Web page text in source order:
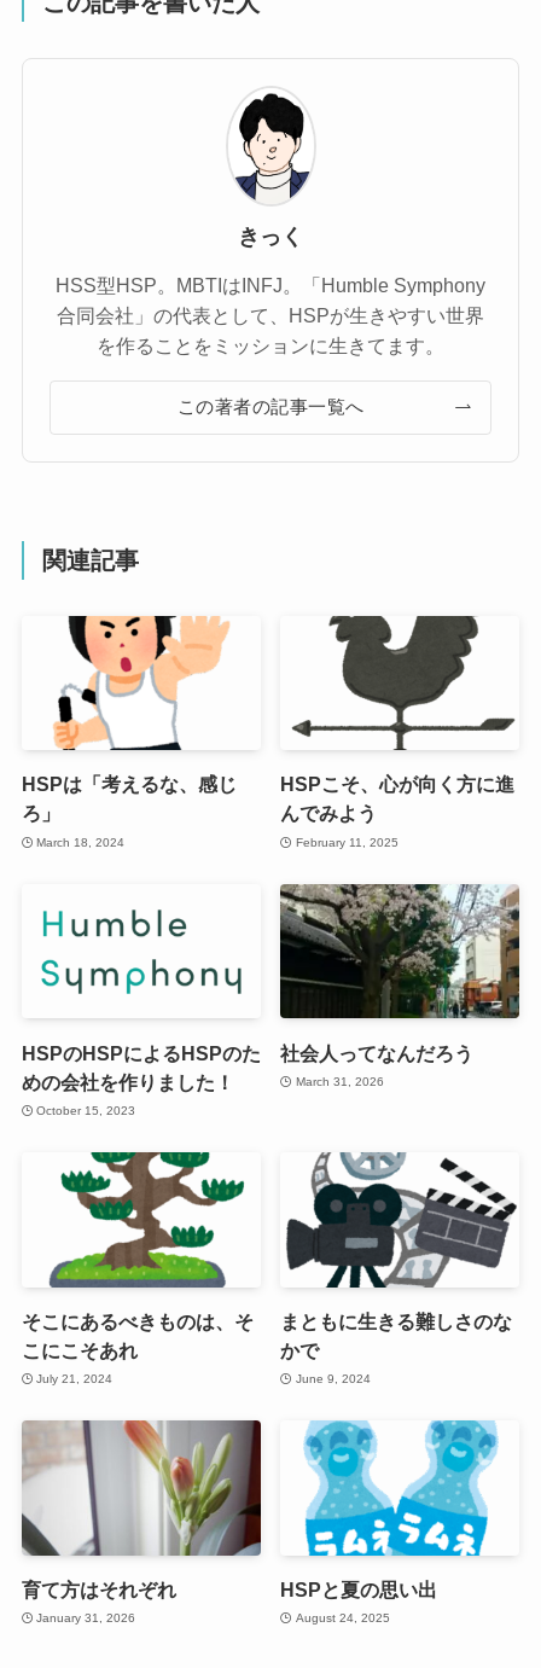
きっく
HSS型HSP。MBTIはINFJ。「Humble Symphony
合同会社」の代表として、HSPが生きやすい世界
を作ることをミッションに生きてます。
この著者の記事一覧へ
関連記事
HSPは「考えるな、感じ
ろ」
March 18, 2024
HSPこそ、心が向く方に進
んでみよう
February 11, 2025
HSPのHSPによるHSPのた
めの会社を作りました！
October 15, 2023
社会人ってなんだろう
March 31, 2026
そこにあるべきものは、そ
こにこそあれ
July 21, 2024
まともに生きる難しさのな
かで
June 9, 2024
育て方はそれぞれ
January 31, 2026
HSPと夏の思い出
August 24, 2025